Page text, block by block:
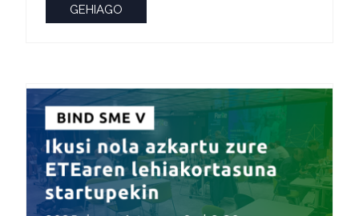
GEHIAGO